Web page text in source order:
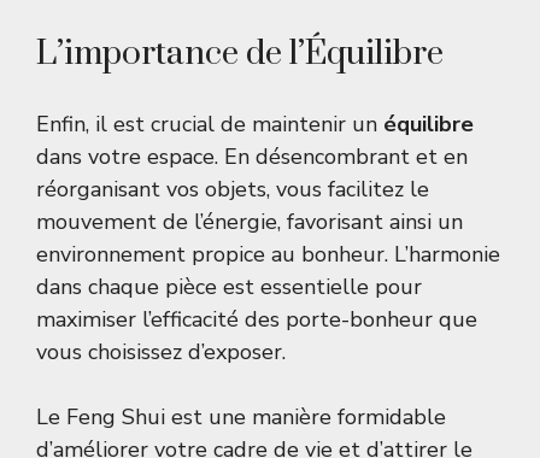
L’importance de l’Équilibre
Enfin, il est crucial de maintenir un équilibre
dans votre espace. En désencombrant et en
réorganisant vos objets, vous facilitez le
mouvement de l’énergie, favorisant ainsi un
environnement propice au bonheur. L’harmonie
dans chaque pièce est essentielle pour
maximiser l’efficacité des porte-bonheur que
vous choisissez d’exposer.
Le Feng Shui est une manière formidable
d’améliorer votre cadre de vie et d’attirer le